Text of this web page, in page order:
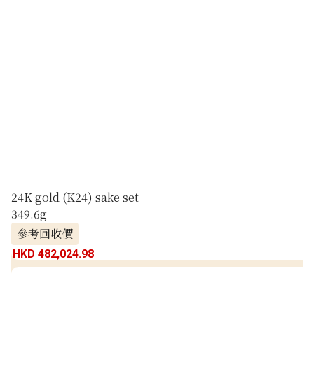
24K gold (K24) sake set
349.6g
參考回收價
HKD 482,024.98